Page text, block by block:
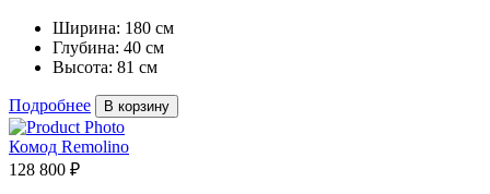
Ширина: 180 см
Глубина: 40 см
Высота: 81 см
Подробнее В корзину
Комод Remolino
128 800 ₽